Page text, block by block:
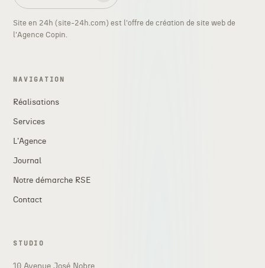
Site en 24h (site-24h.com) est l'offre de création de site web de
l'Agence Copin.
NAVIGATION
Réalisations
Services
L'Agence
Journal
Notre démarche RSE
Contact
STUDIO
10 Avenue José Nobre